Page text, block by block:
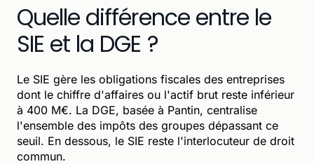
Quelle différence entre le
SIE et la DGE ?
Le SIE gère les obligations fiscales des entreprises
dont le chiffre d'affaires ou l'actif brut reste inférieur
à 400 M€. La DGE, basée à Pantin, centralise
l'ensemble des impôts des groupes dépassant ce
seuil. En dessous, le SIE reste l'interlocuteur de droit
commun.